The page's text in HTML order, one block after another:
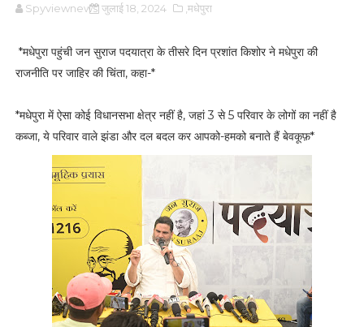
Spyviewnews जुलाई 18, 2024 ,मधेपुरा
*मधेपुरा पहुंची जन सुराज पदयात्रा के तीसरे दिन प्रशांत किशोर ने मधेपुरा की
राजनीति पर जाहिर की चिंता, कहा-*
*मधेपुरा में ऐसा कोई विधानसभा क्षेत्र नहीं है, जहां 3 से 5 परिवार के लोगों का नहीं है
कब्जा, ये परिवार वाले झंडा और दल बदल कर आपको-हमको बनाते हैं बेवकूफ़*